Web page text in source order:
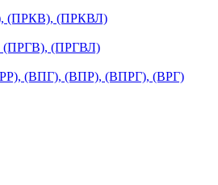
(ПРКВ), (ПРКВЛ)
(ПРГВ), (ПРГВЛ)
(ВПГ), (ВПР), (ВПРГ), (ВРГ)